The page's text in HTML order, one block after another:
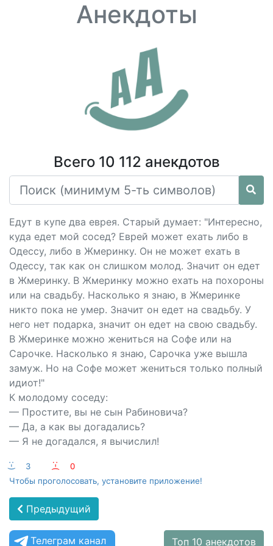
Анекдоты
Всего 10 112 анекдотов
Едут в купе два еврея. Старый думает: "Интересно,
куда едет мой сосед? Еврей может ехать либо в
Одессу, либо в Жмеринку. Он не может ехать в
Одессу, так как он слишком молод. Значит он едет
в Жмеринку. В Жмеринку можно ехать на похороны
или на свадьбу. Насколько я знаю, в Жмеринке
никто пока не умер. Значит он едет на свадьбу. У
него нет подарка, значит он едет на свою свадьбу.
В Жмеринке можно жениться на Софе или на
Сарочке. Насколько я знаю, Сарочка уже вышла
замуж. Но на Софе может жениться только полный
идиот!"
К молодому соседу:
— Простите, вы не сын Рабиновича?
— Да, а как вы догадались?
— Я не догадался, я вычислил!
:-) 3 :-(
0
Чтобы проголосовать, установите приложение!
Предыдущий
Телеграм канал Топ 10 анекдотов